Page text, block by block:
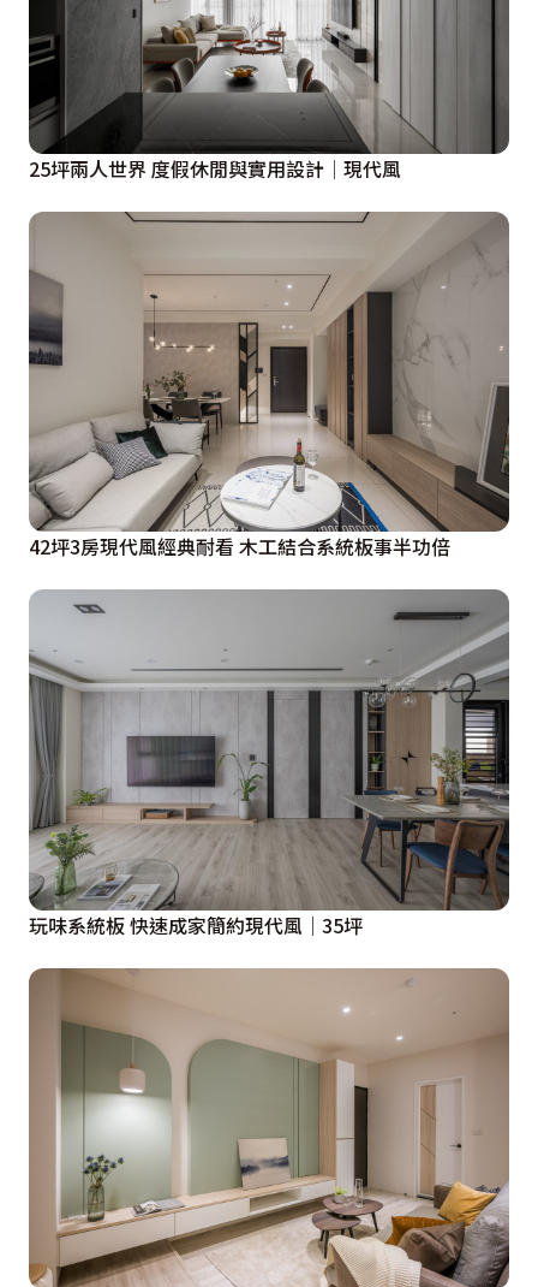
25坪兩人世界 度假休閒與實用設計│現代風
42坪3房現代風經典耐看 木工結合系統板事半功倍
玩味系統板 快速成家簡約現代風│35坪